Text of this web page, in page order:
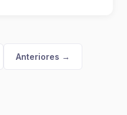
Anteriores →